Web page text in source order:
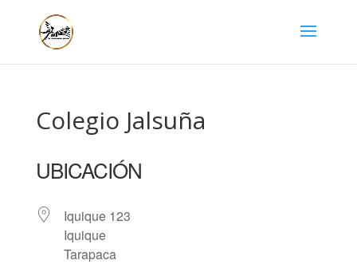
Colegio Jalsuña
UBICACIÓN
Iquique 123
Iquique
Tarapaca